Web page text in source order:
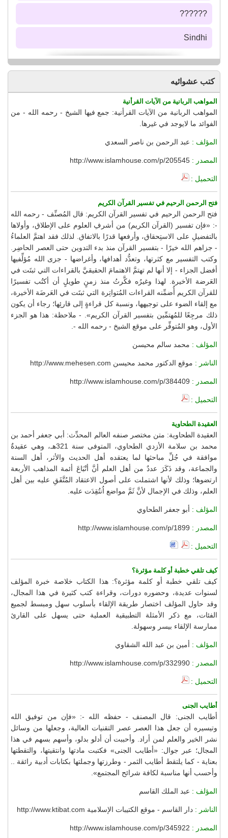
??????
Sindhi
كتب عشوائيه
المواهب الربانية من الآيات القرأنية
المواهب الربانية من الآيات القرأنية: جمع فيها الشيخ - رحمه الله - من
الفوائد ما لايوجد في غيرها.
المؤلف : عبد الرحمن بن ناصر السعدي
المصدر : http://www.islamhouse.com/p/205545
التحميل :
فتح الرحمن الرحيم في تفسير القرآن الكريم
فتح الرحمن الرحيم في تفسير القرآن الكريم: قال المُصنِّف - رحمه الله
-: «فإن تفسير (القرآن الكريم) من أشرفِ العلوم على الإطلاق، وأولاها
بالتفضيلِ على الاستِحقاق، وأرفعها قدرًا بالاتفاق. لذلك فقد اهتمَّ العلماءُ
- جزاهم الله خيرًا - بتفسير القرآن منذ بدء التدوين حتى العصر الحاضِر.
وكتب التفسير مع كثرتها، وتعدُّد أهدافها، وأغراضها - جزى الله مُؤلِّفيها
أفضل الجزاء - إلا أنها لم تهتمَّ الاهتمامَ الحقيقيَّ بالقراءات التي ثبتَت في
العَرضة الأخيرة. لهذا وغيرُه فكَّرتُ منذ زمنٍ طويلٍ أن أكتُب تفسيرًا
للقرآن الكريم أُضمِّنه القراءات المُتواتِرة التي ثبتَت في العَرضَة الأخيرة،
مع إلقاء الضوء على توجيهها، ونسبة كل قراءةٍ إلى قارئِها؛ رجاء أن يكون
ذلك مرجِعًا للمُهتمِّين بتفسير القرآن الكريم». - ملاحظة: هذا هو الجزء
الأول، وهو المُتوفِّر على موقع الشيخ - رحمه الله -.
المؤلف : محمد سالم محيسن
الناشر : موقع الدكتور محمد محيسن http://www.mehesen.com
المصدر : http://www.islamhouse.com/p/384409
التحميل :
العقيدة الطحاوية
العقيدة الطحاوية: متن مختصر صنفه العالم المحدِّث: أبي جعفر أحمد بن
محمد بن سلامة الأزدي الطحاوي، المتوفى سنة 321هـ، وهي عقيدةٌ
موافقة في جُلِّ مباحثها لما يعتقده أهل الحديث والأثر، أهل السنة
والجماعة، وقد ذَكَرَ عددٌ من أهل العلم أنَّ أتْبَاعَ أئمة المذاهب الأربعة
ارتضوها؛ وذلك لأنها اشتملت على أصول الاعتقاد المُتَّفَقِ عليه بين أهل
العلم، وذلك في الإجمال لأنَّ ثَمَّ مواضع اُنتُقِدَت عليه.
المؤلف : أبو جعفر الطحاوي
المصدر : http://www.islamhouse.com/p/1899
التحميل :
كيف تلقي خطبة أو كلمة مؤثرة؟
كيف تلقي خطبة أو كلمة مؤثرة؟: هذا الكتاب خلاصة خبرة المؤلف
لسنوات عديدة، وحضوره دورات، وقراءة كتب كثيرة في هذا المجال،
وقد حاول المؤلف اختصار طريقة الإلقاء بأسلوب سهل ومبسط لجميع
الفئات، مع ذكر الأمثلة التطبيقية العملية حتى يسهل على القارئ
ممارسة الإلقاء بيسر وسهولة.
المؤلف : أمين بن عبد الله الشقاوي
المصدر : http://www.islamhouse.com/p/332990
التحميل :
أطايب الجنى
أطايب الجنى: قال المصنف - حفظه الله -: «فإن من توفيق الله
وتيسيره أن جعل هذا العصر عصر التقنيات العالية، وجعلها من وسائل
نشر الخير والعلم لمن أراد. وأحببت أن أدلو بدلو، وأسهم بسهم في هذا
المجال؛ عبر جوال: «أطايب الجنى» فكتبت مادتها وانتقيتها، والتقطتها
بعناية - كما يلتقط أطايب الثمر - وطرزتها وجملتها بكتابات أدبية رائقة ..
وأحسب أنها مناسبة لكافة شرائح المجتمع».
المؤلف : عبد الملك القاسم
الناشر : دار القاسم - موقع الكتيبات الإسلامية http://www.ktibat.com
المصدر : http://www.islamhouse.com/p/345922